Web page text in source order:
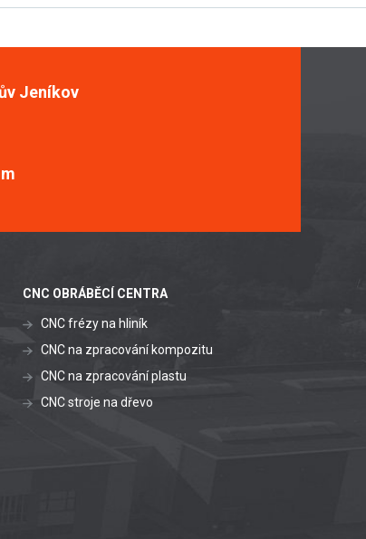
Jeníkov
CNC OBRÁBĚCÍ CENTRA
CNC frézy na hliník
CNC na zpracování kompozitu
CNC na zpracování plastu
CNC stroje na dřevo